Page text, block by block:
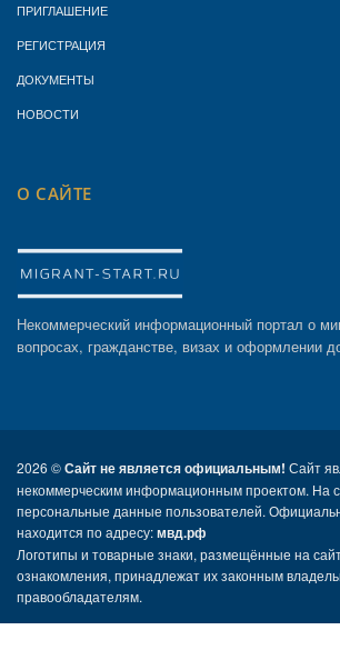
ПРИГЛАШЕНИЕ
РЕГИСТРАЦИЯ
ДОКУМЕНТЫ
НОВОСТИ
О САЙТЕ
Некоммерческий информационный портал о
вопросах, гражданстве, визах и оформлении
2026 ©Сайт не является официальным! Сайт
некоммерческим информационным проектом. На
персональные данные пользователей.
находится по адресу:мвд.рф
Логотипы и товарные знаки, размещённые на
ознакомления, принадлежат их законным
правообладателям.